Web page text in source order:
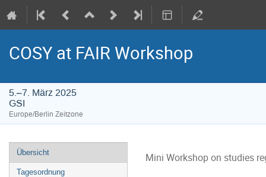
COSY at FAIR Workshop
5.–7. März 2025
GSI
Europe/Berlin Zeitzone
Veranstaltungsmenü
Übersicht
Tagesordnung
Mini Workshop on studies